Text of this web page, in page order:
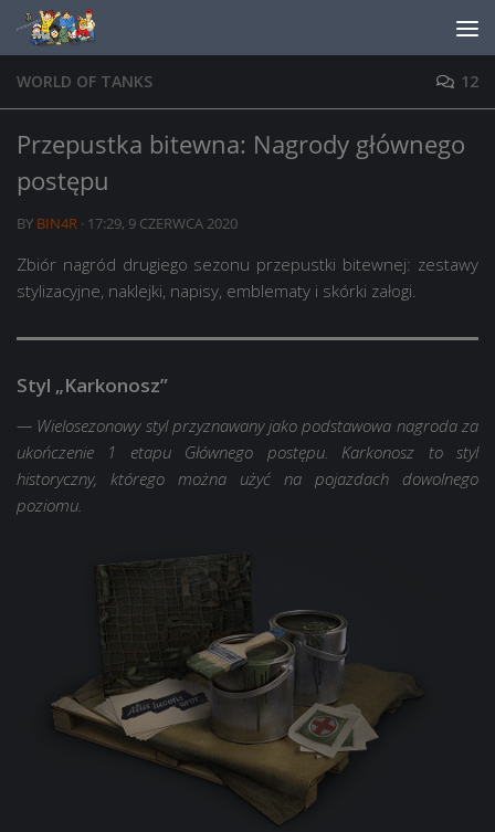
Skip to content
WORLD OF TANKS 12
Przepustka bitewna: Nagrody głównego
postępu
BY BIN4R · 17:29, 9 CZERWCA 2020
Zbiór nagród drugiego sezonu przepustki bitewnej: zestawy
stylizacyjne, naklejki, napisy, emblematy i skórki załogi.
Styl „Karkonosz”
— Wielosezonowy styl przyznawany jako podstawowa nagroda za
ukończenie 1 etapu Głównego postępu. Karkonosz to styl
historyczny, którego można użyć na pojazdach dowolnego
poziomu.